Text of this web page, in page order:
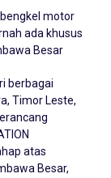
motor
ada khusus
Besar
berbagai
Timor Leste,
atas
Besar,